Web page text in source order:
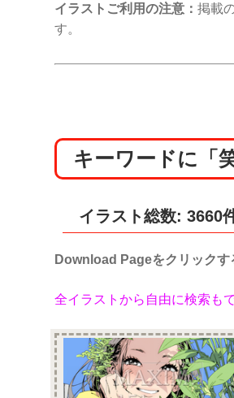
イラストご利用の注意： 掲載
す。
キーワードに「
イラスト総数: 3660
Download Pageをクリックす
全イラストから自由に検索も